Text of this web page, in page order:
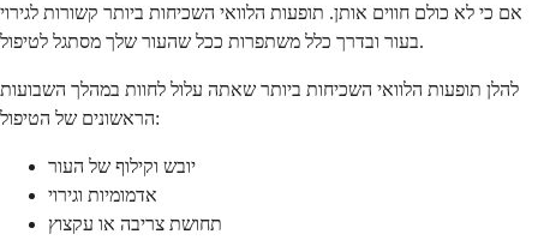
אם כי לא כולם חווים אותן. תופעות הלוואי השכיחות ביותר קשורות לגירוי
בעור ובדרך כלל משתפרות ככל שהעור שלך מסתגל לטיפול.
להלן תופעות הלוואי השכיחות ביותר שאתה עלול לחוות במהלך השבועות
הראשונים של הטיפול:
יובש וקילוף של העור
אדמומיות וגירוי
תחושת צריבה או עקצוץ